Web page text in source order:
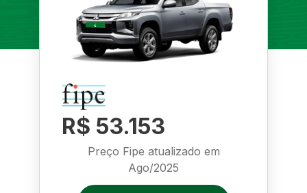
R$ 53.153
Preço Fipe atualizado em
Ago/2025